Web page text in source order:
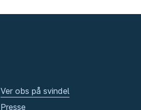
Ver obs på svindel
Presse